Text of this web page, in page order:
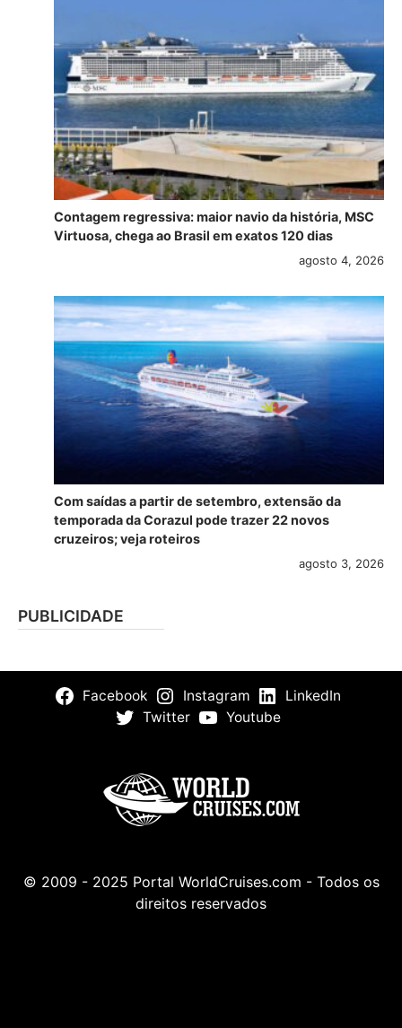
Contagem regressiva: maior navio da história, MSC
Virtuosa, chega ao Brasil em exatos 120 dias
agosto 4, 2026
Com saídas a partir de setembro, extensão da
temporada da Corazul pode trazer 22 novos
cruzeiros; veja roteiros
agosto 3, 2026
PUBLICIDADE
Facebook Instagram
LinkedIn
Twitter
Youtube
© 2009 - 2025 Portal WorldCruises.com - Todos os
direitos reservados